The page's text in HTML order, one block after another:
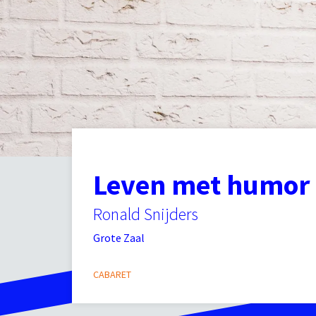
Leven met humor
Ronald Snijders
Grote Zaal
CABARET